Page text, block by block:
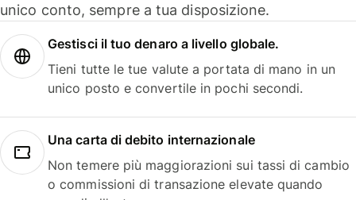
unico conto, sempre a tua disposizione.
Gestisci il tuo denaro a livello globale.
Tieni tutte le tue valute a portata di mano in un
unico posto e convertile in pochi secondi.
Una carta di debito internazionale
Non temere più maggiorazioni sui tassi di cambio
o commissioni di transazione elevate quando